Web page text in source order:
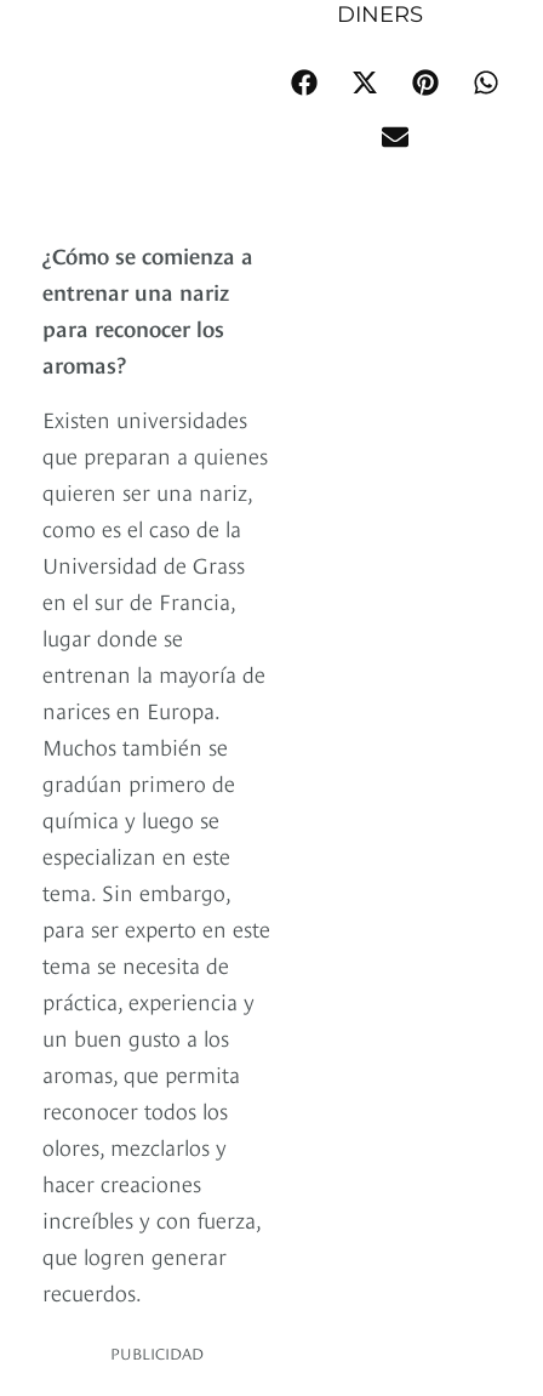
DINERS
¿Cómo se comienza a
entrenar una nariz
para reconocer los
aromas?
Existen universidades
que preparan a quienes
quieren ser una nariz,
como es el caso de la
Universidad de Grass
en el sur de Francia,
lugar donde se
entrenan la mayoría de
narices en Europa.
Muchos también se
gradúan primero de
química y luego se
especializan en este
tema. Sin embargo,
para ser experto en este
tema se necesita de
práctica, experiencia y
un buen gusto a los
aromas, que permita
reconocer todos los
olores, mezclarlos y
hacer creaciones
increíbles y con fuerza,
que logren generar
recuerdos.
PUBLICIDAD